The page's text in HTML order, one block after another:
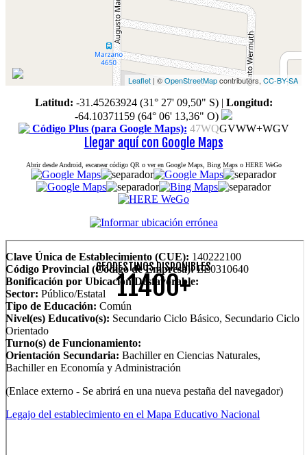
Leaflet | ©OpenStreetMapcontributors, CC-BY-SA
Latitud: -31.45263924 (31° 27' 09,50" S)| Longitud:
-64.10371159 (64° 06' 13,36" O)
Código Plus (para Google Maps): 47WQGVWW+WGV
Llegar aquí con Google Maps
Abrir desde Android, escanear código QR o ver en Google Maps, Bing Maps o HERE WeGo
Clave Única de Establecimiento (CUE): 140222100
Código Provincial (Código de Empresa):EE0310640
Bonificación por Ubicación Desfavorable:
Sector: Público/Estatal
Tipo de Educación: Común
Nivel(es) Educativo(s): Secundario Ciclo Básico, Secundario Ciclo
Orientado
Turno(s) de Funcionamiento:
Orientación Secundaria: Bachiller en Ciencias Naturales,
Bachiller en Economía y Administración
(Enlace externo - Se abrirá en una nueva pestaña del navegador)
Legajo del establecimiento en el Mapa Educativo Nacional
GEODESTINOS DISPONIBLES
11400+